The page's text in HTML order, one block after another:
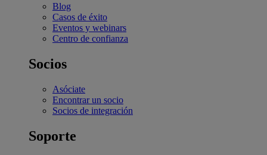
Blog
Casos de éxito
Eventos y webinars
Centro de confianza
Socios
Asóciate
Encontrar un socio
Socios de integración
Soporte